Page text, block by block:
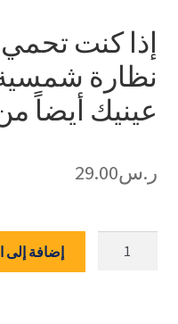
5.00
بناءً على
تقييم
عملاء
ﺇذا كنت
نظارة
عينيك أيضاً
ر.س29.00
إضافة إلى